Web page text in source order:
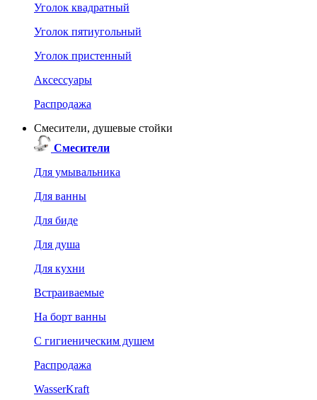
Уголок квадратный
Уголок пятиугольный
Уголок пристенный
Аксессуары
Распродажа
Смесители, душевые стойки
Смесители
Для умывальника
Для ванны
Для биде
Для душа
Для кухни
Встраиваемые
На борт ванны
C гигиеническим душем
Распродажа
WasserKraft